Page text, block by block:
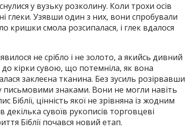
у вузьку розколину. Коли трохи осів
глеки. Узявши один з них, вони спробували
кришки смола розсипалася, і глек вдалося
не срібло і не золото, а якийсь дивний
кірки сувою, що потемніла, як вона
заклеєна тканина. Без зусиль розірвавши
письмовими знаками. Вони не могли навіть
цінність якої не зрівняна із жодним
сувоїв рукописів торговцеві
Біблії почався новий етап.